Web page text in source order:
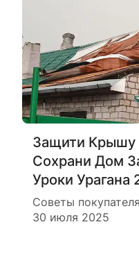
Защити
Сохрани Дом
Уроки Урагана
Советы
30 июля 2025